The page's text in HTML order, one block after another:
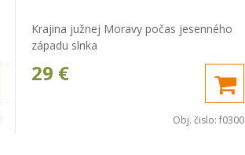
Krajina južnej Moravy počas jesenného
západu slnka
29 €
Obj. čislo: f0300